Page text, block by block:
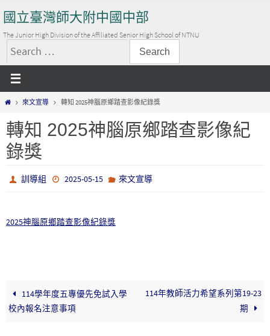
to
content
國立臺灣師大附中國中部
The Junior High Division of the Affiliated Senior High School of NTNU
搜
尋
關
鍵
字:
Home來文宣導 轉知 2025神腦原鄉踏查影像紀錄獎
轉知 2025神腦原鄉踏查影像紀
錄獎
訓導組 2025-05-15 來文宣導
2025神腦原鄉踏查影像紀錄獎
114學年度五專優先免試入學
校內報名注意事項
114年教師活力希望系列第19-23
期